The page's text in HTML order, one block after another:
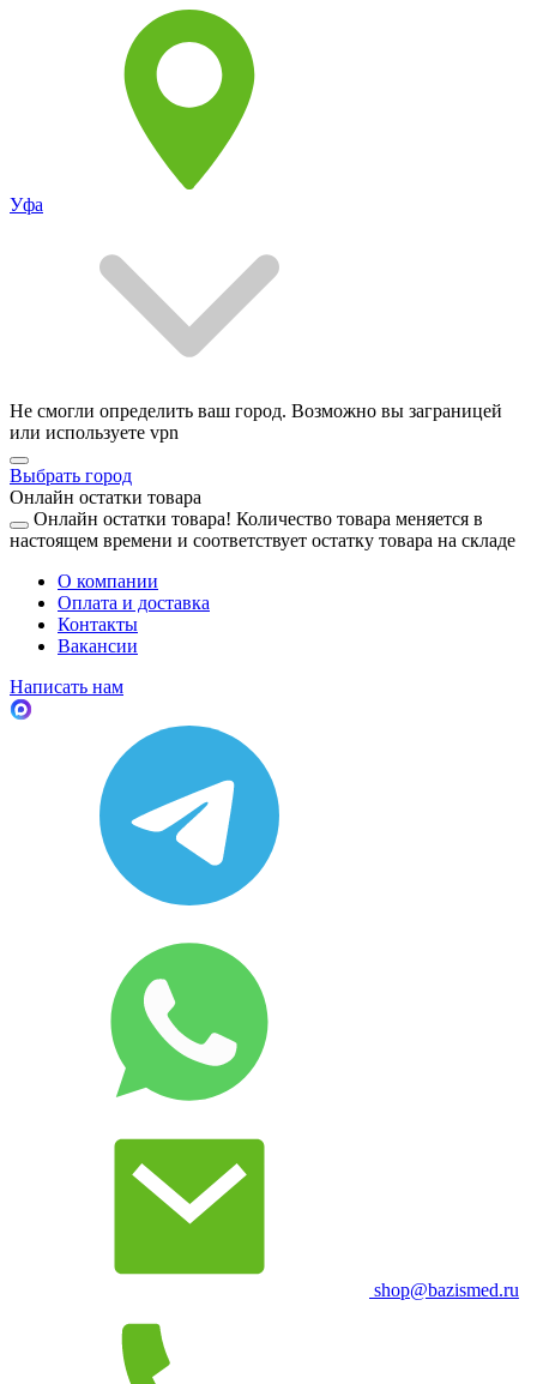
Уфа
Не смогли определить ваш город. Возможно вы заграницей
или используете vpn
Выбрать город
Онлайн остатки товара
Онлайн остатки товара! Количество товара меняется в
настоящем времени и соответствует остатку товара на складе
О компании
Оплата и доставка
Контакты
Вакансии
Написать нам
shop@bazismed.ru